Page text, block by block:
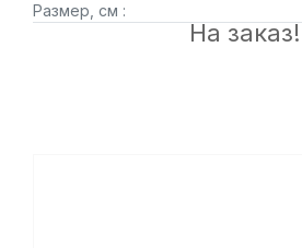
Размер, см :
На заказ!